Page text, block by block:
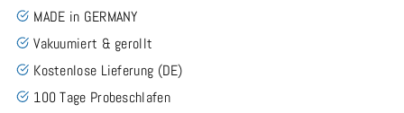
MADE in GERMANY
Vakuumiert & gerollt
Kostenlose Lieferung (DE)
100 Tage Probeschlafen